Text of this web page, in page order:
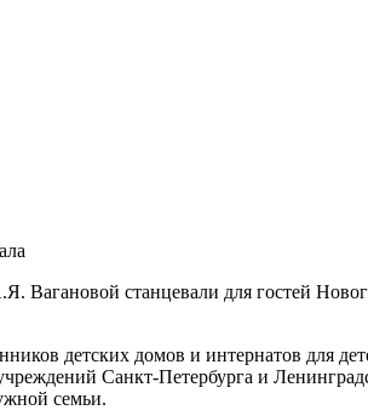
Вагановой станцевали для гостей
детских домов и интернатов для
Санкт-Петербурга и
семьи.